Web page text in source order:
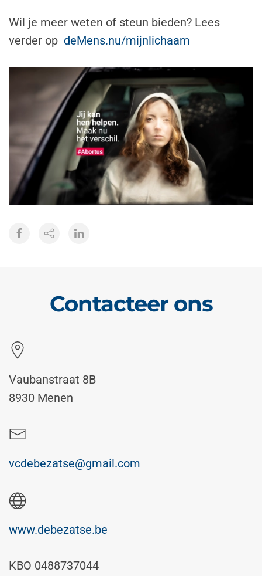
Wil je meer weten of steun bieden? Lees
verder op deMens.nu/mijnlichaam
Contacteer ons
Vaubanstraat 8B
8930 Menen
vcdebezatse@gmail.com
www.debezatse.be
KBO 0488737044